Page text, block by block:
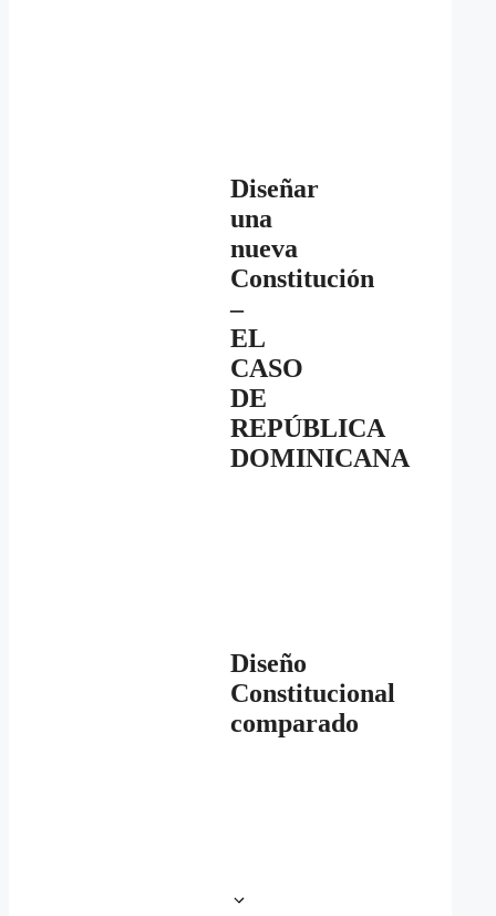
Diseñar
una
nueva
Constitución
–
EL
CASO
DE
REPÚBLICA
DOMINICANA
Diseño
Constitucional
comparado